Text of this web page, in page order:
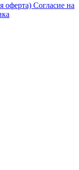
оферта) Согласие на